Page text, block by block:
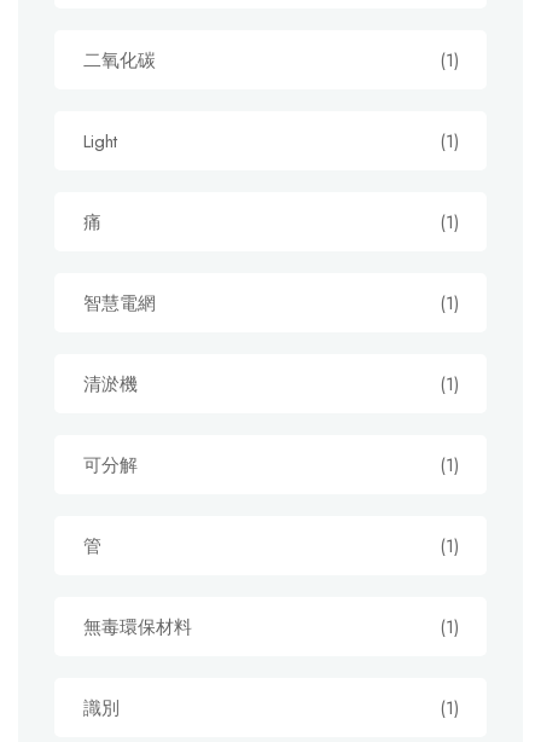
二氧化碳 (1)
Light (1)
痛 (1)
智慧電網 (1)
清淤機 (1)
可分解 (1)
管 (1)
無毒環保材料 (1)
識別 (1)